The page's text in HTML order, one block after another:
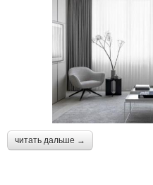
читать дальше →